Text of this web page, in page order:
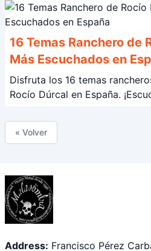
16 Temas Ranchero de
Más Escuchados en
Disfruta los 16 temas
Rocío
« Volver
Address: Francisco Pérez